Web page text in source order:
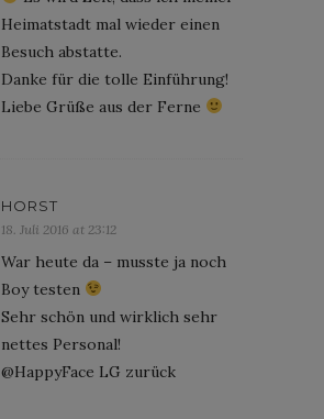
Heimatstadt mal wieder einen
Besuch abstatte.
Danke für die tolle Einführung!
Liebe Grüße aus der Ferne
HORST
18. Juli 2016 at 23:12
War heute da – musste ja noch
Boy testen
Sehr schön und wirklich sehr
nettes Personal!
@HappyFace LG zurück